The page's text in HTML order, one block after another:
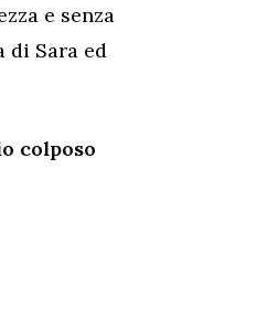
e senza
Sara ed
colposo